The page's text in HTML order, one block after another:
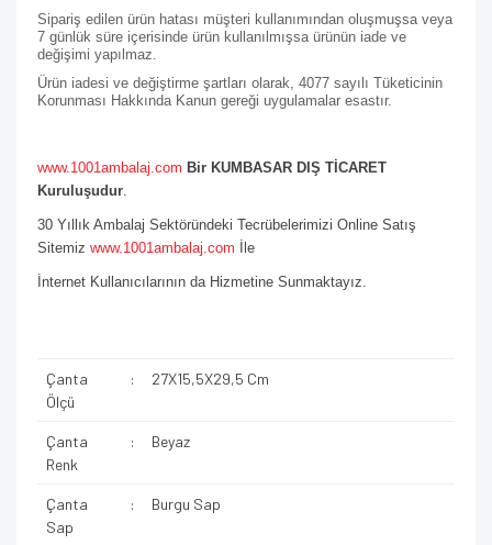
Sipariş edilen ürün hatası müşteri kullanımından oluşmuşsa veya
7 günlük süre içerisinde ürün kullanılmışsa ürünün iade ve
değişimi yapılmaz.
Ürün iadesi ve değiştirme şartları olarak, 4077 sayılı Tüketicinin
Korunması Hakkında Kanun gereği uygulamalar esastır.
www.1001ambalaj.com Bir KUMBASAR DIŞ TİCARET
Kuruluşudur
30 Yıllık Ambalaj Sektöründeki Tecrübelerimizi Online Satış
Sitemiz www.1001ambalaj.com İle
İnternet Kullanıcılarının da Hizmetine Sunmaktayız.
Çanta
Ölçü
: 27X15,5X29,5 Cm
Çanta
Renk
: Beyaz
Çanta
Sap
: Burgu Sap